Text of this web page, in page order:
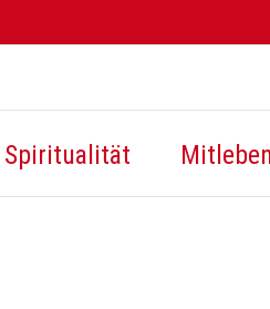
Spiritualität